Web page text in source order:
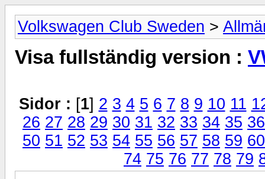
Volkswagen Club Sweden >
Visa fullständig version :
Sidor : [1] 2 3 4 5 6 7 8 9 10 11
26 27 28 29 30 31 32 33 34 35 36
50 51 52 53 54 55 56 57 58 59 60
74 75 76 77 78 79